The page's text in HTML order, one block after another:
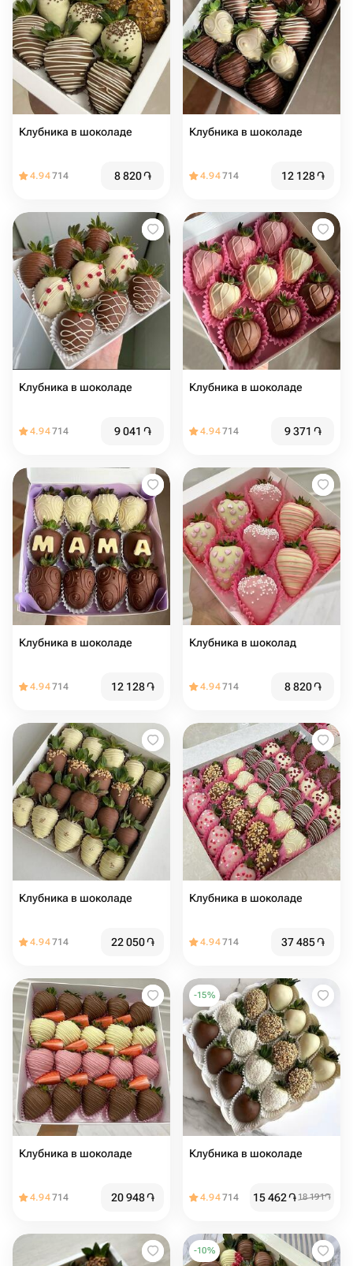
Клубника в шоколаде
4.94714 8 820֏
Клубника в шоколаде
4.94714 12 128֏
Клубника в шоколаде
4.94714 9 041 ֏
Клубника в шоколаде
4.94714 9 371 ֏
Клубника в шоколаде
4.94714 12 128֏
Клубника в шоколад
4.94714 8 820֏
Клубника в шоколаде
4.94714 22 050֏
Клубника в шоколаде
4.94714 37 485֏
Клубника в шоколаде
4.94714 20 948֏
-15%
Клубника в шоколаде
4.94714 15 462֏18 191֏
-10%